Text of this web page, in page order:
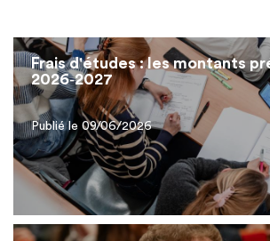
Frais d'études : les montants
2026‑2027
Publié le 09/06/2026